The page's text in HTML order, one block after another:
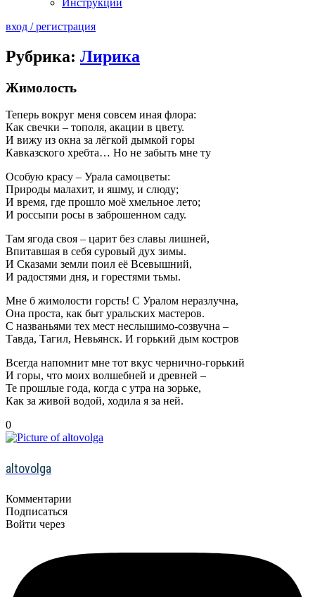
вход / регистрация
Рубрика: Лирика
Жимолость
Теперь вокруг меня совсем иная флора:
Как свечки – тополя, акации в цвету.
И вижу из окна за лёгкой дымкой горы
Кавказского хребта… Но не забыть мне ту
Особую красу – Урала самоцветы:
Природы малахит, и яшму, и слюду;
И время, где прошло моё хмельное лето;
И россыпи росы в заброшенном саду.
Там ягода своя – царит без славы лишней,
Впитавшая в себя суровый дух зимы.
И Сказами земли поил её Всевышний,
И радостями дня, и горестями тьмы.
Мне б жимолости горсть! С Уралом неразлучна,
Она проста, как быт уральских мастеров.
С названьями тех мест неслышимо-созвучна –
Тавда, Тагил, Невьянск. И горький дым костров
Всегда напомнит мне тот вкус чернично-горький
И горы, что моих волшебней и древней –
Те прошлые года, когда с утра на зорьке,
Как за живой водой, ходила я за ней.
0
altovolga
Комментарии
Подписаться
Войти через